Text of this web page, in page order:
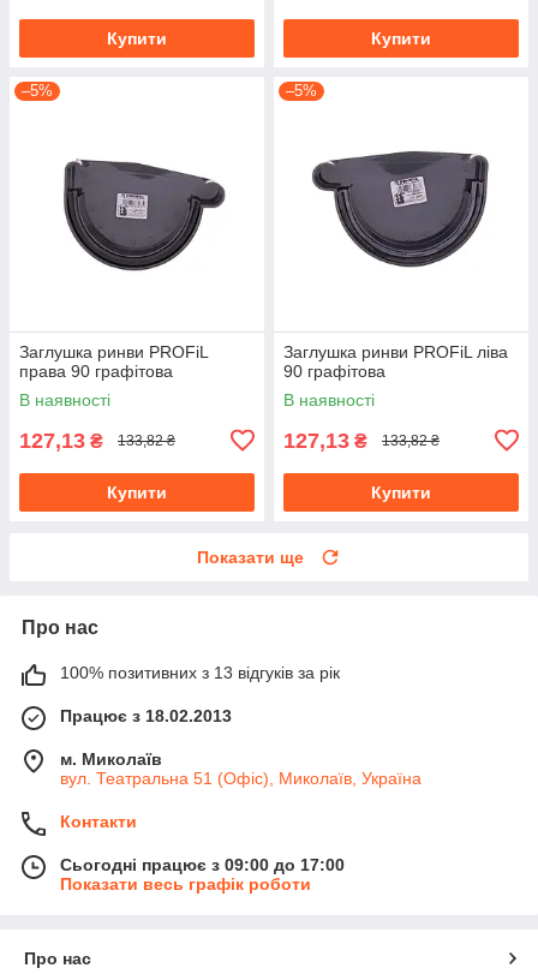
Купити Купити
–5%
Заглушка ринви PROFiL
права 90 графітова
В наявності
127,13 ₴ 133,82 ₴
Купити
–5%
Заглушка ринви PROFiL ліва
90 графiтова
В наявності
127,13 ₴ 133,82 ₴
Купити
Показати ще
Про нас
100% позитивних з 13 відгуків за рік
Працює з 18.02.2013
м. Миколаїв
вул. Театральна 51 (Офіс), Миколаїв, Україна
Контакти
Сьогодні працює з 09:00 до 17:00
Показати весь графік роботи
Про нас